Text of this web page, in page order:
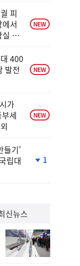
피
서
실 보
NEW
400
발전
NEW
가
세
NEW
들기'
립대
1
신뉴스